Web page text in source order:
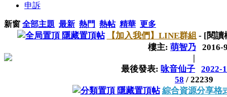
全站
全站 萌智乃 說:【在線】我的妹妹是黃漫老師/埃羅芒
【雲端】不正經的魔術講師與禁忌教
申訴
新窗 全部主題 最新 熱門 熱帖 精華 更多
隱藏置頂帖 【加入我們】LINE群組 - [閱讀
樓主: 萌智乃
2016-
最後發表: 咏音仙子
2022-
58 / 22239
隱藏置頂帖 綜合資源分享格